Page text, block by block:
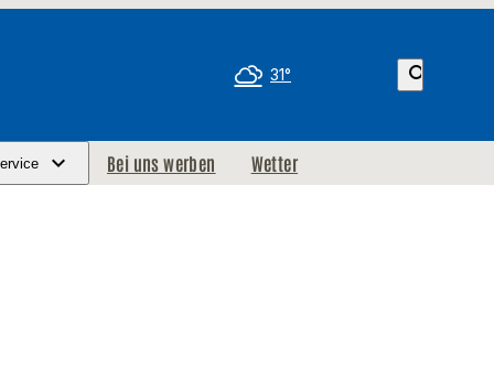
31° search
Bei uns werben Wetter